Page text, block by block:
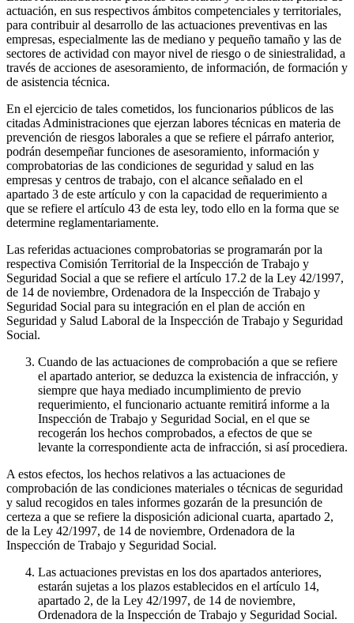
actuación, en sus respectivos ámbitos competenciales y territoriales,
para contribuir al desarrollo de las actuaciones preventivas en las
empresas, especialmente las de mediano y pequeño tamaño y las de
sectores de actividad con mayor nivel de riesgo o de siniestralidad, a
través de acciones de asesoramiento, de información, de formación y
de asistencia técnica.
En el ejercicio de tales cometidos, los funcionarios públicos de las
citadas Administraciones que ejerzan labores técnicas en materia de
prevención de riesgos laborales a que se refiere el párrafo anterior,
podrán desempeñar funciones de asesoramiento, información y
comprobatorias de las condiciones de seguridad y salud en las
empresas y centros de trabajo, con el alcance señalado en el
apartado 3 de este artículo y con la capacidad de requerimiento a
que se refiere el artículo 43 de esta ley, todo ello en la forma que se
determine reglamentariamente.
Las referidas actuaciones comprobatorias se programarán por la
respectiva Comisión Territorial de la Inspección de Trabajo y
Seguridad Social a que se refiere el artículo 17.2 de la Ley 42/1997,
de 14 de noviembre, Ordenadora de la Inspección de Trabajo y
Seguridad Social para su integración en el plan de acción en
Seguridad y Salud Laboral de la Inspección de Trabajo y Seguridad
Social.
Cuando de las actuaciones de comprobación a que se refiere
el apartado anterior, se deduzca la existencia de infracción, y
siempre que haya mediado incumplimiento de previo
requerimiento, el funcionario actuante remitirá informe a la
Inspección de Trabajo y Seguridad Social, en el que se
recogerán los hechos comprobados, a efectos de que se
levante la correspondiente acta de infracción, si así procediera.
A estos efectos, los hechos relativos a las actuaciones de
comprobación de las condiciones materiales o técnicas de seguridad
y salud recogidos en tales informes gozarán de la presunción de
certeza a que se refiere la disposición adicional cuarta, apartado 2,
de la Ley 42/1997, de 14 de noviembre, Ordenadora de la
Inspección de Trabajo y Seguridad Social.
Las actuaciones previstas en los dos apartados anteriores,
estarán sujetas a los plazos establecidos en el artículo 14,
apartado 2, de la Ley 42/1997, de 14 de noviembre,
Ordenadora de la Inspección de Trabajo y Seguridad Social.